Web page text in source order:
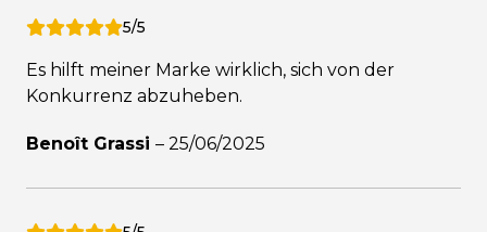
5/5
Es hilft meiner Marke wirklich, sich von der
Konkurrenz abzuheben.
Benoît Grassi – 25/06/2025